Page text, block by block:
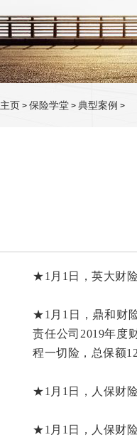
主页 > 保险学堂 > 典型案例 >
★1月1日，英大财
★1月1日，鼎和财
责任公司2019年度
程一切险，总保额
★1月1日，人保财
★1月1日，人保财